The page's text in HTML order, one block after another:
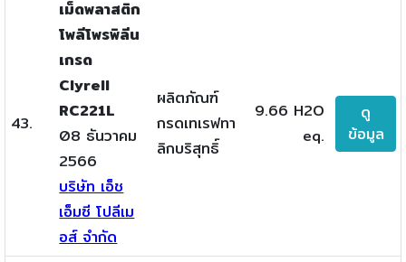
43.
เม็ดพลาสติก
โพลีโพรพิลีน
เกรด
Clyrell
RC221L
08 ธันวาคม
2566
บริษัท เอ็ช
เอ็มซี โปลีเม
อส์ จำกัด
ผลิตภัณฑ์
กรดเทเรฟทา
ลิกบริสุทธิ์
9.66 H2O
eq.
ดู
ข้อมูล